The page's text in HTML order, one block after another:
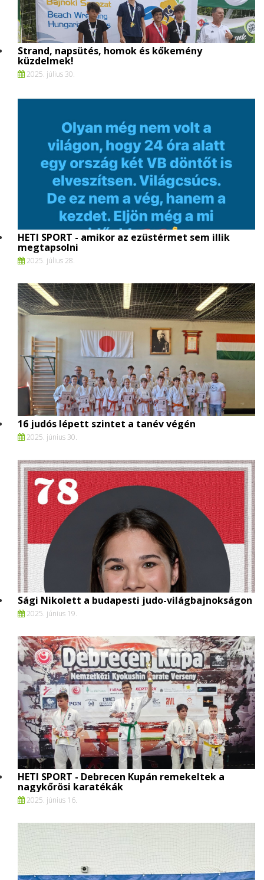
Strand, napsütés, homok és kőkemény
küzdelmek!
2025. július 30.
HETI SPORT - amikor az ezüstérmet sem illik
megtapsolni
2025. július 28.
16 judós lépett szintet a tanév végén
2025. június 30.
Sági Nikolett a budapesti judo-világbajnokságon
2025. június 19.
HETI SPORT - Debrecen Kupán remekeltek a
nagykőrösi karatékák
2025. június 16.